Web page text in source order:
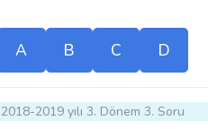
A B C D
2018-2019 yılı 3. Dönem 3. Soru